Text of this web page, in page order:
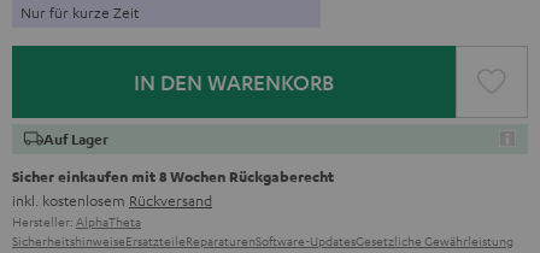
Nur für kurze Zeit
IN DEN WARENKORB
Auf Lager
Sicher einkaufen mit 8 Wochen Rückgaberecht
inkl. kostenlosem Rückversand
Hersteller: AlphaTheta
SicherheitshinweiseErsatzteileReparaturenSoftware-UpdatesGesetzliche Gewährleistung